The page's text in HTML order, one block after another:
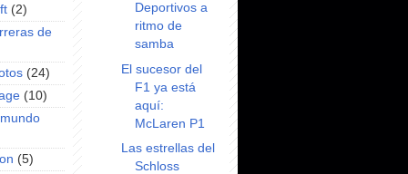
(2)
de
(24)
(10)
(5)
Deportivos a
ritmo de
samba
El sucesor del
F1 ya está
aquí:
McLaren P1
Las estrellas del
Schloss